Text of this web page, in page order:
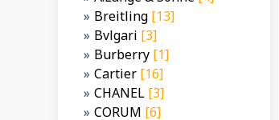
Breitling [13]
Bvlgari [3]
Burberry [1]
Cartier [16]
CHANEL [3]
CORUM [6]